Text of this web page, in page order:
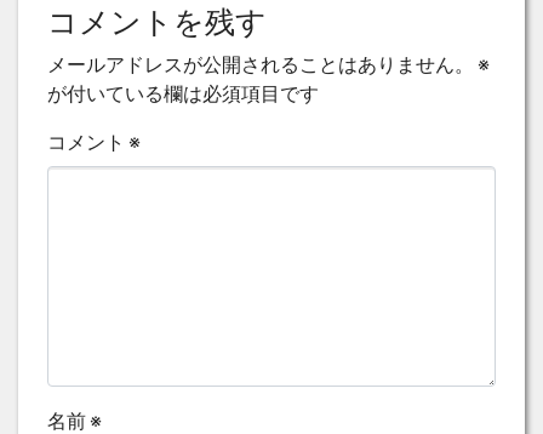
コメントを残す
メールアドレスが公開されることはありません。
※
が付いている欄は必須項目です
コメント ※
名前 ※